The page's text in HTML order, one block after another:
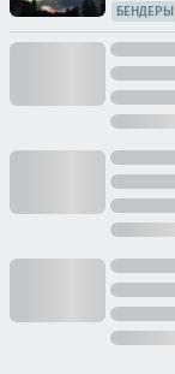
БЕНДЕРЫ